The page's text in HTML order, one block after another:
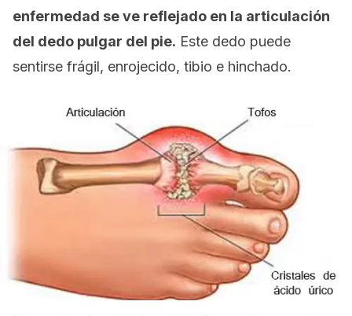
enfermedad se ve reflejado en la articulación
del dedo pulgar del pie. Este dedo puede
sentirse frágil, enrojecido, tibio e hinchado.